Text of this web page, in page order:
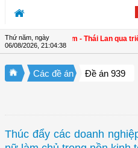
Thứ năm, ngày
06/08/2026, 21:04:39
kết Việt Nam - Thái Lan qua triển lãm
Các đề án Đề án 939
Thúc đẩy các doanh